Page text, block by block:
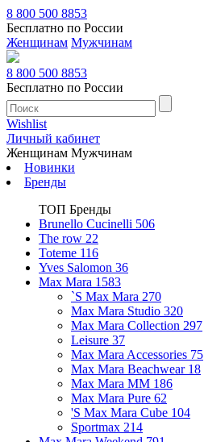
8 800 500 8853
Бесплатно по России
Женщинам Мужчинам
8 800 500 8853
Бесплатно по России
Wishlist
Личный кабинет
Женщинам Мужчинам
Новинки
Бренды
ТОП Бренды
Brunello Cucinelli 506
The row 22
Toteme 116
Yves Salomon 36
Max Mara 1583
`S Max Mara 270
Max Mara Studio 320
Max Mara Collection 297
Leisure 37
Max Mara Accessories 75
Max Mara Beachwear 18
Max Mara MM 186
Max Mara Pure 62
'S Max Mara Cube 104
Sportmax 214